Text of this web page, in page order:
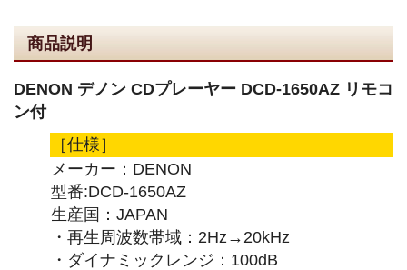
商品説明
DENON デノン CDプレーヤー DCD-1650AZ リモコ
ン付
［仕様］
メーカー：DENON
型番:DCD-1650AZ
生産国：JAPAN
・再生周波数帯域：2Hz→20kHz
・ダイナミックレンジ：100dB